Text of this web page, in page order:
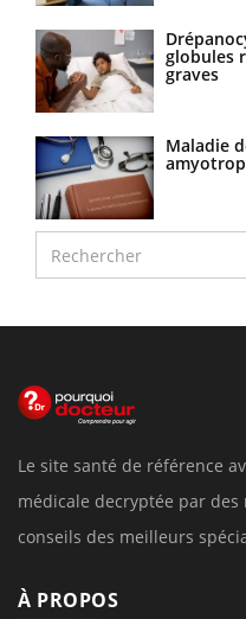
globules
graves
Maladie
Le site santé de référence
médicale decryptée par des
conseils des meilleurs
À PROPOS